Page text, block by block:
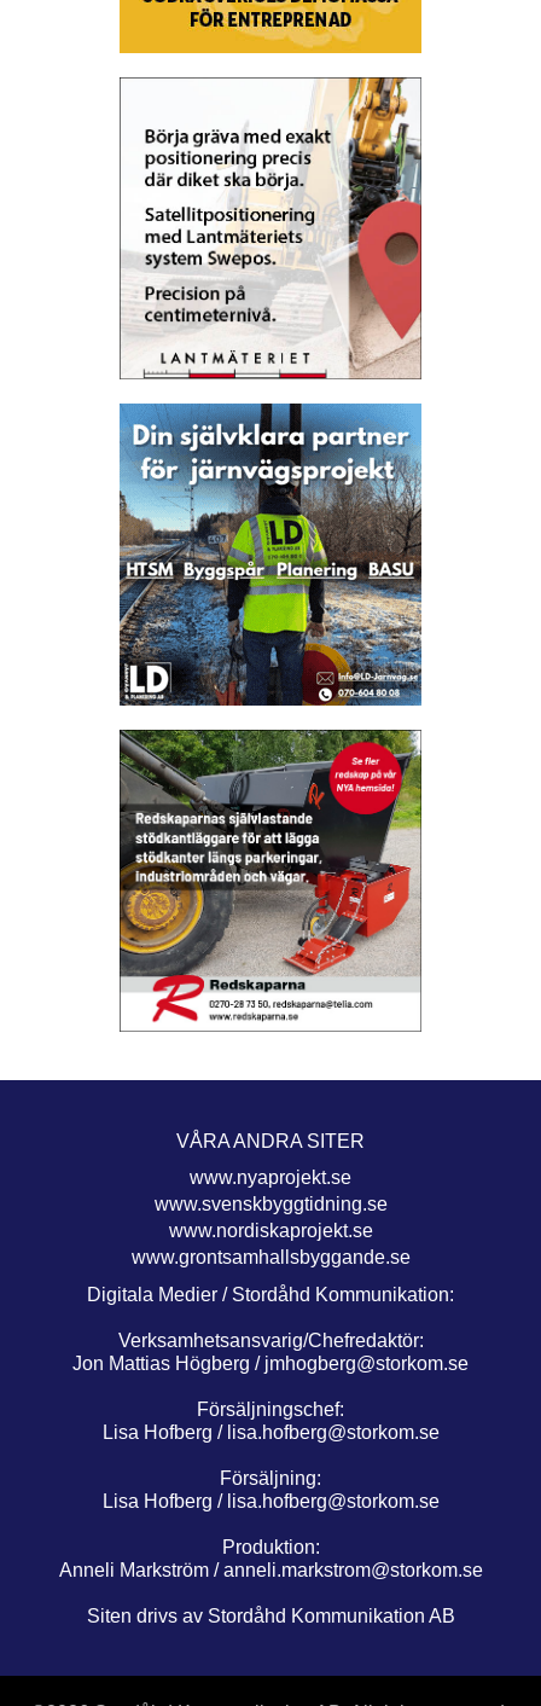
VÅRA ANDRA SITER
www.nyaprojekt.se
www.svenskbyggtidning.se
www.nordiskaprojekt.se
www.grontsamhallsbyggande.se
Digitala Medier / Stordåhd Kommunikation:
Verksamhetsansvarig/Chefredaktör:
Jon Mattias Högberg / jmhogberg@storkom.se
Försäljningschef:
Lisa Hofberg / lisa.hofberg@storkom.se
Försäljning:
Lisa Hofberg / lisa.hofberg@storkom.se
Produktion:
Anneli Markström /anneli.markstrom@storkom.se
Siten drivs av Stordåhd Kommunikation AB